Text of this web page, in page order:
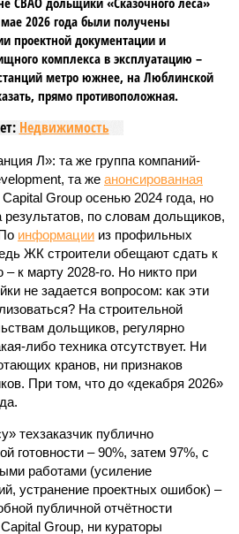
2026 года были получены
проектной документации и
комплекса в эксплуатацию –
метро южнее, на Люблинской
прямо противоположная.
Недвижимость
Л»: та же группа компаний-
та же анонсированная
Group осенью 2024 года, но
по словам дольщиков,
информации из профильных
ЖК строители обещают сдать к
– к марту 2028-го. Но никто при
не задается вопросом: как эти
На строительной
дольщиков, регулярно
либо техника отсутствует. Ни
кранов, ни признаков
При том, что до «декабря 2026»
техзаказчик публично
готовности – 90%, затем 97%, с
работами (усиление
устранение проектных ошибок) –
публичной отчётности
Group, ни кураторы